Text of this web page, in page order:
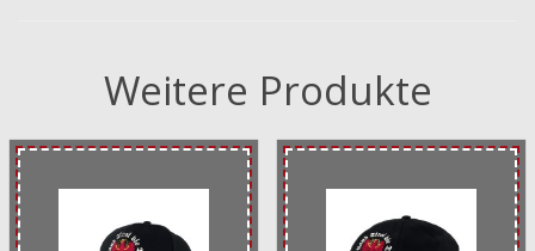
Weitere Produkte